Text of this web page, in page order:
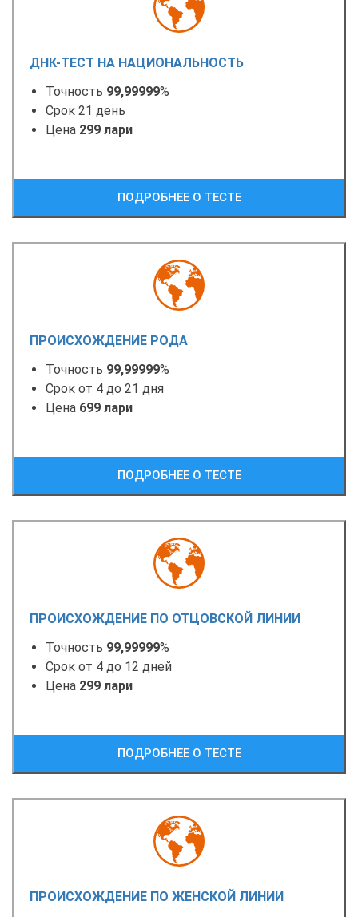
ДНК-ТЕСТ НА НАЦИОНАЛЬНОСТЬ
Точность 99,99999%
Срок 21 день
Цена 299 лари
ПОДРОБНЕЕ О ТЕСТЕ
ПРОИСХОЖДЕНИЕ РОДА
Точность 99,99999%
Срок от 4 до 21 дня
Цена 699 лари
ПОДРОБНЕЕ О ТЕСТЕ
ПРОИСХОЖДЕНИЕ ПО ОТЦОВСКОЙ ЛИНИИ
Точность 99,99999%
Срок от 4 до 12 дней
Цена 299 лари
ПОДРОБНЕЕ О ТЕСТЕ
ПРОИСХОЖДЕНИЕ ПО ЖЕНСКОЙ ЛИНИИ